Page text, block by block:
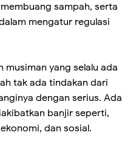
sampah, serta
mengatur regulasi
musiman yang selalu ada
tak ada tindakan dari
dengan serius. Ada
banjir seperti,
dan sosial.